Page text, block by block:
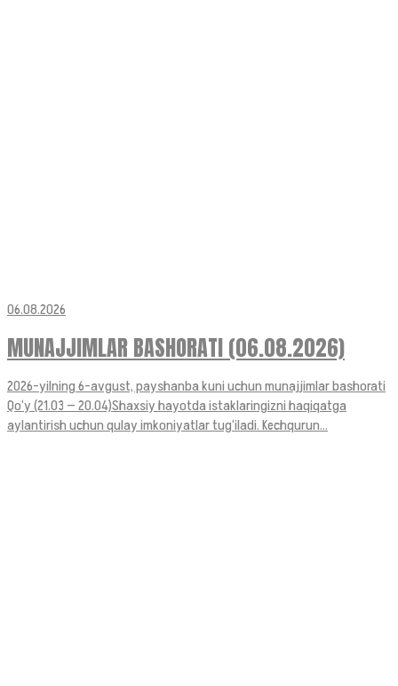
06.08.2026
MUNAJJIMLAR BASHORATI (06.08.2026)
2026-yilning 6-avgust, payshanba kuni uchun munajjimlar bashorati
Qo‘y (21.03 — 20.04)Shaxsiy hayotda istaklaringizni haqiqatga
aylantirish uchun qulay imkoniyatlar tug‘iladi. Kechqurun...